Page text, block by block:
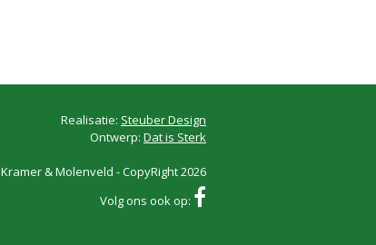
Realisatie: Steuber Design
Ontwerp: Dat is Sterk
Kramer & Molenveld - CopyRight 2026
Volg ons ook op: